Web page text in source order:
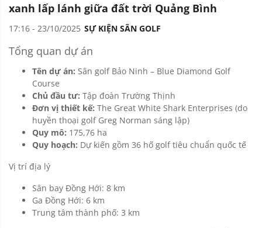
xanh lấp lánh giữa đất trời Quảng Bình
17:16 - 23/10/2025 SỰ KIỆN SÂN GOLF
Tổng quan dự án
Tên dự án: Sân golf Bảo Ninh – Blue Diamond Golf
Course
Chủ đầu tư: Tập đoàn Trường Thịnh
Đơn vị thiết kế: The Great White Shark Enterprises (do
huyền thoại golf Greg Norman sáng lập)
Quy mô: 175,76 ha
Quy hoạch: Dự kiến gồm 36 hố golf tiêu chuẩn quốc tế
Vị trí địa lý
Sân bay Đồng Hới: 8 km
Ga Đồng Hới: 6 km
Trung tâm thành phố: 3 km